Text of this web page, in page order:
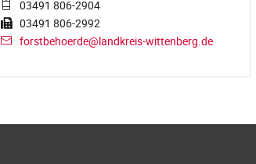
03491 806-2904
03491 806-2992
forstbehoerde@landkreis-wittenberg.de